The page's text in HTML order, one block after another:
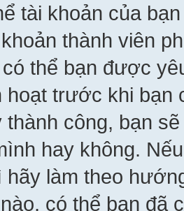
tài khoản của
thành viên
thể bạn được
hoạt trước khi bạn
thành công, bạn
hay không.
hãy làm theo
có thể bạn đã